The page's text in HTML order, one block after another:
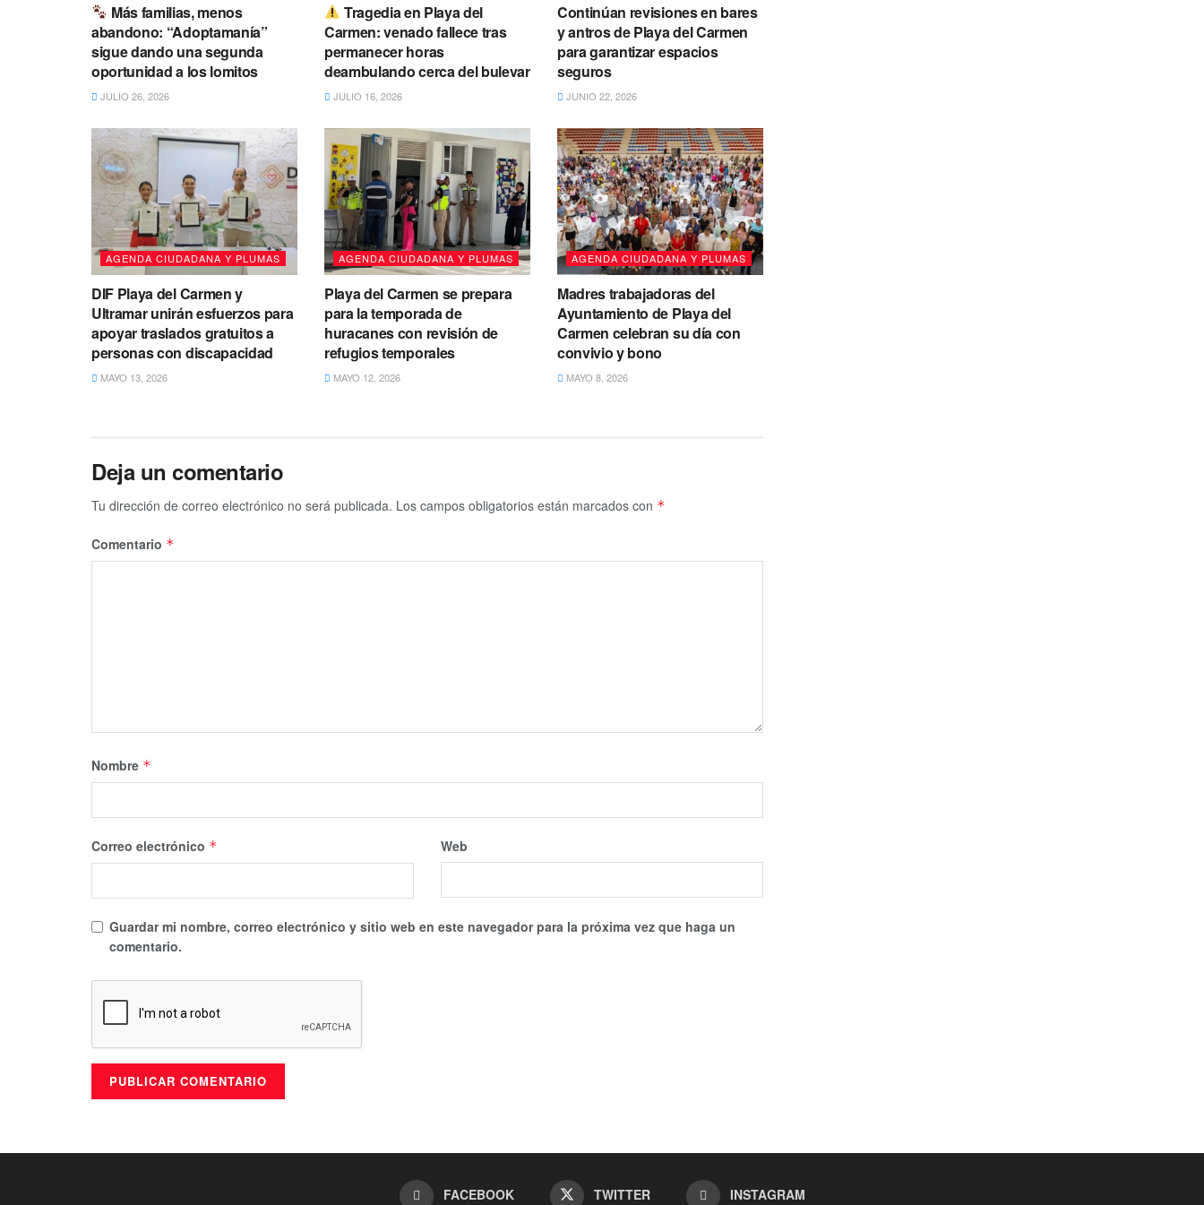
Más familias, menos
abandono: “Adoptamanía”
sigue dando una segunda
oportunidad a los lomitos
JULIO 26, 2026
Tragedia en Playa del
Carmen: venado fallece tras
permanecer horas
deambulando cerca del bulevar
JULIO 16, 2026
Continúan revisiones en bares
y antros de Playa del Carmen
para garantizar espacios
seguros
JUNIO 22, 2026
AGENDA CIUDADANA Y PLUMAS
DIF Playa del Carmen y
Ultramar unirán esfuerzos para
apoyar traslados gratuitos a
personas con discapacidad
MAYO 13, 2026
AGENDA CIUDADANA Y PLUMAS
Playa del Carmen se prepara
para la temporada de
huracanes con revisión de
refugios temporales
MAYO 12, 2026
AGENDA CIUDADANA Y PLUMAS
Madres trabajadoras del
Ayuntamiento de Playa del
Carmen celebran su día con
convivio y bono
MAYO 8, 2026
Deja un comentario
Tu dirección de correo electrónico no será publicada. Los campos obligatorios están marcados con *
Comentario *
Nombre *
Correo electrónico * Web
Guardar mi nombre, correo electrónico y sitio web en este navegador para la próxima vez que haga un
comentario.
FACEBOOK TWITTER INSTAGRAM